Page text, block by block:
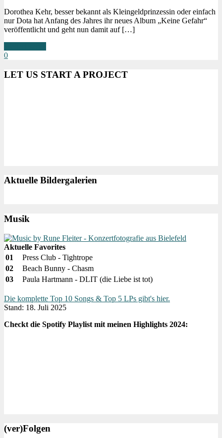
Dorothea Kehr, besser bekannt als Kleingeldprinzessin oder einfach
nur Dota hat Anfang des Jahres ihr neues Album „Keine Gefahr“
veröffentlicht und geht nun damit auf […]
0
LET US START A PROJECT
Aktuelle Bildergalerien
Musik
Aktuelle Favorites
01
Press Club - Tightrope
02
Beach Bunny - Chasm
03
Paula Hartmann - DLIT (die Liebe ist tot)
Die komplette Top 10 Songs & Top 5 LPs gibt's hier.
Stand: 18. Juli 2025
Checkt die Spotify Playlist mit meinen Highlights 2024:
(ver)Folgen